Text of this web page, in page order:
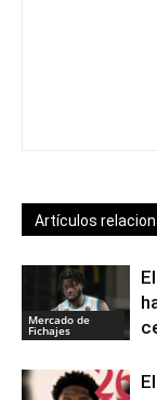
Artículos
Mercado de
Fichajes